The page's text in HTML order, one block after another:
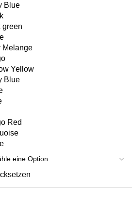
Blue
green
Melange
Yellow
Blue
Red